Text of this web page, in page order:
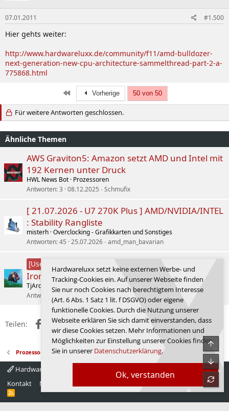
07.01.2011 #1.500
Hier gehts weiter:
http://www.hardwareluxx.de/community/f11/amd-bulldozer-
next-generation-new-cpu-architecture-sammelthread-part-2-a-
775868.html
Erste Vorherige 50 von 50
Für weitere Antworten geschlossen.
Ähnliche Themen
AWS Graviton5: Amazon setzt AMD und Intel mit
192 Kernen unter Druck
HWL News Bot Prozessoren
Antworten 3 08.12.2025 Schmufix
[ 21.07.2026 - U7 270K Plus ] AMD/NVIDIA/INTEL
: Stability Rangliste
misterh Overclocking - Grafikkarten und Sonstiges
Antworten 45 25.07.2026 amd_man_bavarian
[User-Review]
IronWolf 4TB im Hardwareluxx Lesertest
TjArden
(Home-) Server/Workstation Forum
Antworten
28.07.2026 Ceiber3
Teilen: FacebookX (Twitter)
RedditWhatsApp
E-MailLink
Prozessoren
Hardwareluxx 4.0
Kontakt
Nutzungsbedingungen Startseite
R
Ok, verstanden
Hardwareluxx setzt keine externen Werbe- und
Tracking-Cookies ein. Auf unserer Webseite finden
Sie nur noch Cookies nach berechtigtem Interesse
(Art. 6 Abs. 1 Satz 1 lit. f DSGVO) oder eigene
funktionelle Cookies. Durch die Nutzung unserer
Webseite erklären Sie sich damit einverstanden, dass
wir diese Cookies setzen. Mehr Informationen und
Möglichkeiten zur Einstellung unserer Cookies finden
Sie in unserer Datenschutzerklärung.